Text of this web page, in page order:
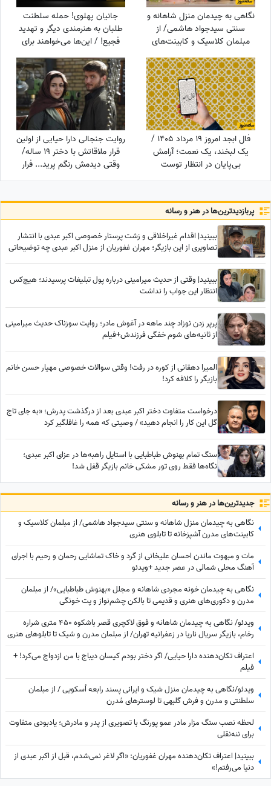
نگاهی به چیدمان منزل شاهانه و
سنتی سیدجواد هاشمی/ از
مبلمان کلاسیک و کابینت‌های
مدرن آشپزخانه تا تابلوی هنری
جانیان پهلوی! حمله سلطنت
طلبان به هنرمندی دیگر و تهدید
فجیع! / این‌ها می‌خواهند برای
ایران آزادی بیاورند؟!
فال ابجد امروز 19 مرداد 1405 /
یک لبخند، یک نعمت؛ آرامش
بی‌پایان در انتظار توست
روایت جنجالی دارا حیایی از اولین
قرار ملاقاتش با دختر 19 ساله/
وقتی دیدمش رنگم پرید... فرار
کردم!
پربازدید‌ترین‌ها در هنر و رسانه
ببینید| اقدام غیراخلاقی و زشت پرستار خصوصی اکبر عبدی با انتشار
تصاویری از این بازیگر؛ مهران غفوریان از منزل اکبر عبدی چه توضیحاتی
ببینید| وقتی از حدیث میرامینی درباره پول تبلیغات پرسیدند؛ هیچ‌کس
انتظار این جواب را نداشت
پرپر زدن نوزاد چند ماهه در آغوش مادر؛ روایت سوزناک حدیث میرامینی
از ثانیه‌های شوم خفگی فرزندش+فیلم
المیرا دهقانی از کوره در رفت! وقتی سوالات خصوصی مهیار حسن خانم
بازیگر را کلافه کرد!
درخواست متفاوت دختر اکبر عبدی بعد از درگذشت پدرش؛ «به جای تاج
گل این کار را انجام دهید» / وصیتی که همه را غافلگیر کرد
سنگ تمام بهنوش طباطبایی با استایل راهبه‌ها در عزای اکبر عبدی؛
نگاه‌ها فقط روی تور مشکی خانم بازیگر قفل شد!
جدید‌ترین‌ها در هنر و رسانه
نگاهی به چیدمان منزل شاهانه و سنتی سیدجواد هاشمی/ از مبلمان کلاسیک و
کابینت‌های مدرن آشپزخانه تا تابلوی هنری
مات و مبهوت ماندن احسان علیخانی از گرد و خاک تماشایی رحمان و رحیم با اجرای
آهنگ محلی شمالی در عصر جدید +ویدئو
نگاهی به چیدمان خونه مجردی شاهانه و مجلل «بهنوش طباطبایی»/ از مبلمان
مدرن و دکوری‌های هنری و قدیمی تا بالکن چشم‌نواز و پت خونگی
ویدئو/ نگاهی به چیدمان شاهانه و فوق لاکچری قصر باشکوه 450 متری شراره
رخام، بازیگر سریال ناریا در زعفرانیه تهران/ از مبلمان مدرن و شیک تا تابلوهای هنری
+ فنگ شویی
اعتراف تکان‌دهنده دارا حیایی/ اگر دختر بودم کیسان دیباج با من ازدواج می‌کرد! +
فیلم
ویدئو/نگاهی به چیدمان منزل شیک و ایرانی پسند رابعه اُسکویی / از مبلمان
سلطنتی و مدرن و فرش گلبهی تا لوسترهای مُدرن
لحظه نصب سنگ مزار مادر عمو پورنگ با تصویری از پدر و مادرش؛ یادبودی متفاوت
برای ننه‌نقلی
ببینید| اعتراف تکان‌دهنده مهران غفوریان: «اگر لاغر نمی‌شدم، قبل از اکبر عبدی از
دنیا می‌رفتم!»